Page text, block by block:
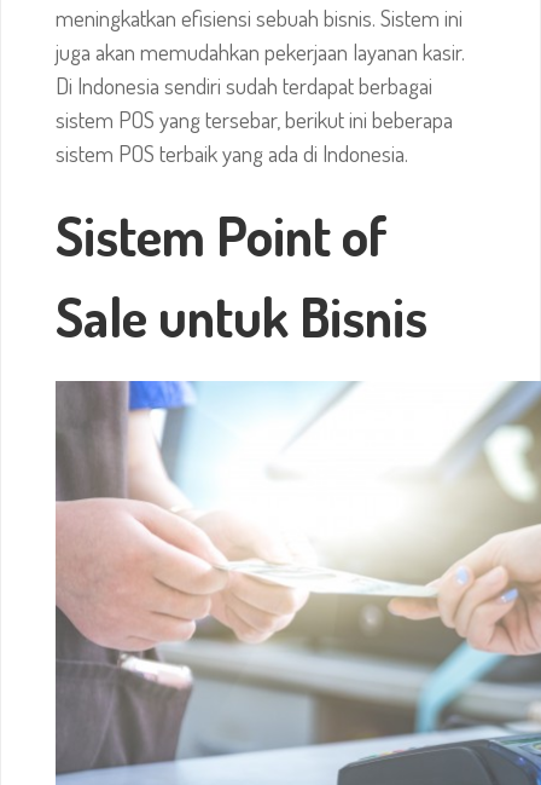
meningkatkan efisiensi sebuah bisnis. Sistem ini
juga akan memudahkan pekerjaan layanan kasir.
Di Indonesia sendiri sudah terdapat berbagai
sistem POS yang tersebar, berikut ini beberapa
sistem POS terbaik yang ada di Indonesia.
Sistem Point of
Sale untuk Bisnis